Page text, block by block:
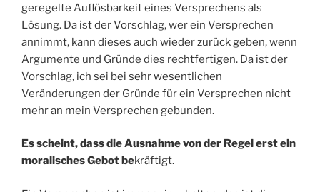
geregelte Auflösbarkeit eines Versprechens als
Lösung. Da ist der Vorschlag, wer ein Versprechen
annimmt, kann dieses auch wieder zurück geben, wenn
Argumente und Gründe dies rechtfertigen. Da ist der
Vorschlag, ich sei bei sehr wesentlichen
Veränderungen der Gründe für ein Versprechen nicht
mehr an mein Versprechen gebunden.
Es scheint, dass die Ausnahme von der Regel erst ein
moralisches Gebot bekräftigt.